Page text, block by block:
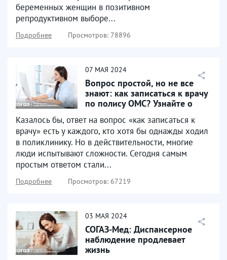
беременных женщин в позитивном
репродуктивном выборе...
Подробнее Просмотров: 78896
07 МАЯ 2024
Вопрос простой, но не все
знают: как записаться к врачу
по полису ОМС? Узнайте о
Казалось бы, ответ на вопрос «как записаться к
врачу» есть у каждого, кто хотя бы однажды ходил
в поликлинику. Но в действительности, многие
люди испытывают сложности. Сегодня самым
простым ответом стали...
Подробнее Просмотров: 67219
03 МАЯ 2024
СОГАЗ-Мед: Диспансерное
наблюдение продлевает
жизнь